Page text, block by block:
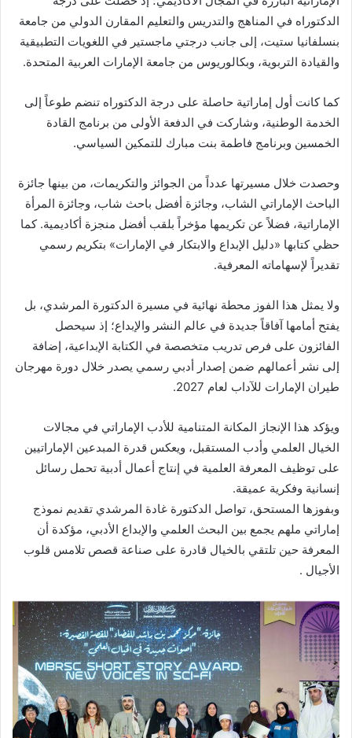
الدكتوراه في المناهج والتدريس والتعليم المقارن الدولي من جامعة
بنسلفانيا ستيت، إلى جانب درجتي ماجستير في اللغويات التطبيقية
والقيادة التربوية، وبكالوريوس من جامعة الإمارات العربية المتحدة.
كما كانت أول إماراتية حاصلة على درجة الدكتوراه تنضم طوعاً إلى
الخدمة الوطنية، وشاركت في الدفعة الأولى من برنامج القادة
الخمسين وبرنامج فاطمة بنت مبارك للتمكين السياسي.
وحصدت خلال مسيرتها عدداً من الجوائز والتكريمات، من بينها جائزة
الباحث الإماراتي الشاب، وجائزة أفضل باحث شاب، وجائزة المرأة
الإماراتية، فضلاً عن تكريمها مؤخراً بلقب أفضل منجزة أكاديمية. كما
حظي كتابها «دليل الإبداع والابتكار في الإمارات» بتكريم رسمي
تقديراً لإسهاماته المعرفية.
ولا يمثل هذا الفوز محطة نهائية في مسيرة الدكتورة المرشدي، بل
يفتح أمامها آفاقاً جديدة في عالم النشر والإبداع؛ إذ سيحصل
الفائزون على فرص تدريب متخصصة في الكتابة الإبداعية، إضافة
إلى نشر أعمالهم ضمن إصدار أدبي رسمي يصدر خلال دورة مهرجان
طيران الإمارات للآداب لعام 2027.
ويؤكد هذا الإنجاز المكانة المتنامية للأدب الإماراتي في مجالات
الخيال العلمي وأدب المستقبل، ويعكس قدرة المبدعين الإماراتيين
على توظيف المعرفة العلمية في إنتاج أعمال أدبية تحمل رسائل
إنسانية وفكرية عميقة.
وبفوزها المستحق، تواصل الدكتورة غادة المرشدي تقديم نموذج
إماراتي ملهم يجمع بين البحث العلمي والإبداع الأدبي، مؤكدة أن
المعرفة حين تلتقي بالخيال قادرة على صناعة قصص تلامس قلوب
الأجيال .